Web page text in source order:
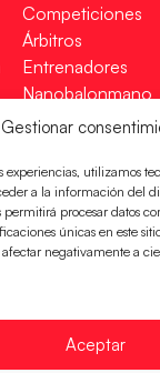
Gestionar
experiencias, utilizamos
a la información del
permitirá procesar datos
únicas en este
negativamente a
Aceptar
Competiciones
Árbitros
Entrenadores
Nanobalonmano
Tienda
EN